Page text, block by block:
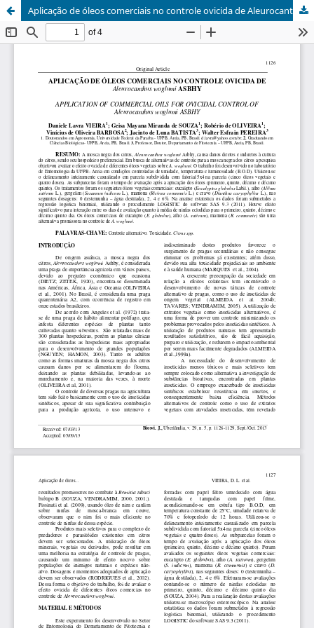
Aplicação de óleos comerciais no controle ovicida de Aleurocanthus woglumi Asbhy